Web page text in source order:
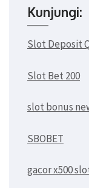
Kunjungi:
Slot Deposit
Slot Bet 200
slot bonus
SBOBET
gacor x500